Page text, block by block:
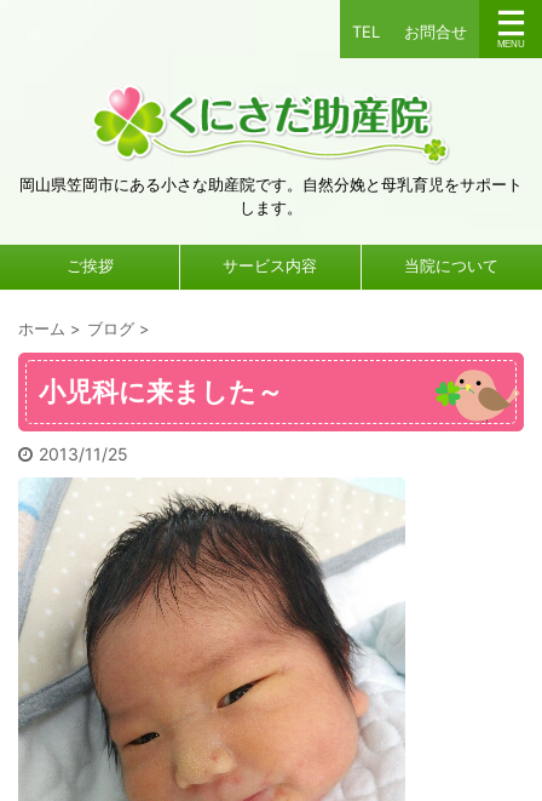
TEL お問合せ
岡山県笠岡市にある小さな助産院です。自然分娩と母乳育児をサポート
します。
ご挨拶 サービス内容 当院について
ホーム > ブログ >
小児科に来ました～
2013/11/25